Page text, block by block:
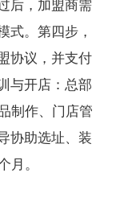
后，加盟商需
式。第四步，
协议，并支付
与开店：总部
制作、门店管
协助选址、装
月。